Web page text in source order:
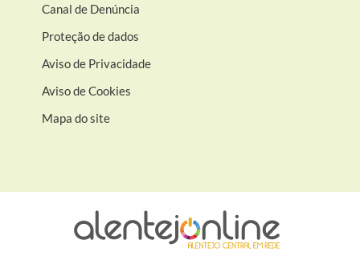
Canal de Denúncia
Proteção de dados
Aviso de Privacidade
Aviso de Cookies
Mapa do site